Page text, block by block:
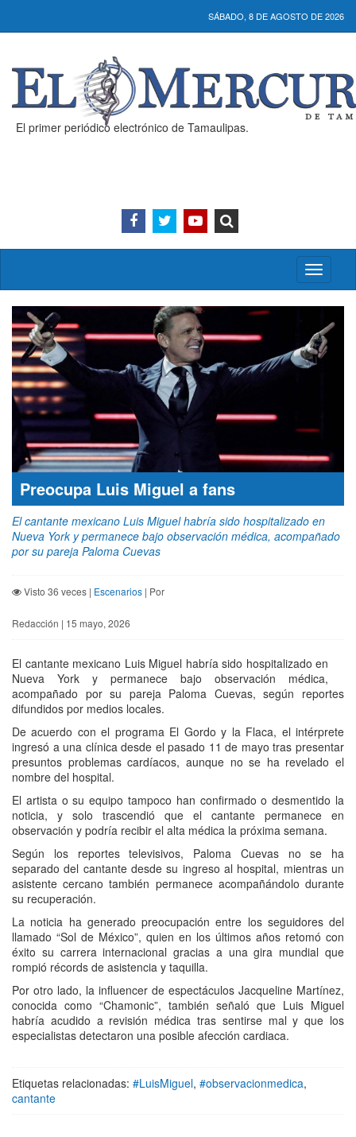
SÁBADO, 8 DE AGOSTO DE 2026
El primer periódico electrónico de Tamaulipas.
Activar/
menú
Preocupa Luis Miguel a fans
El cantante mexicano Luis Miguel habría sido hospitalizado en
Nueva York y permanece bajo observación médica, acompañado
por su pareja Paloma Cuevas
Visto 36 veces | Escenarios | Por
Redacción | 15 mayo, 2026
El cantante mexicano Luis Miguel habría sido hospitalizado en
Nueva York y permanece bajo observación médica,
acompañado por su pareja Paloma Cuevas, según reportes
difundidos por medios locales.
De acuerdo con el programa El Gordo y la Flaca, el intérprete
ingresó a una clínica desde el pasado 11 de mayo tras presentar
presuntos problemas cardíacos, aunque no se ha revelado el
nombre del hospital.
El artista o su equipo tampoco han confirmado o desmentido la
noticia, y solo trascendió que el cantante permanece en
observación y podría recibir el alta médica la próxima semana.
Según los reportes televisivos, Paloma Cuevas no se ha
separado del cantante desde su ingreso al hospital, mientras un
asistente cercano también permanece acompañándolo durante
su recuperación.
La noticia ha generado preocupación entre los seguidores del
llamado “Sol de México”, quien en los últimos años retomó con
éxito su carrera internacional gracias a una gira mundial que
rompió récords de asistencia y taquilla.
Por otro lado, la influencer de espectáculos Jacqueline Martínez,
conocida como “Chamonic”, también señaló que Luis Miguel
habría acudido a revisión médica tras sentirse mal y que los
especialistas detectaron una posible afección cardiaca.
Etiquetas relacionadas: #LuisMiguel, #observacionmedica,
cantante